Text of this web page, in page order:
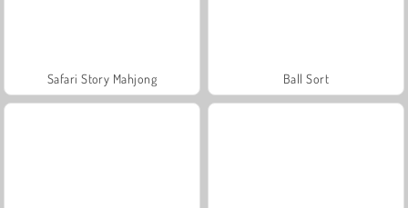
Safari Story Mahjong Ball Sort